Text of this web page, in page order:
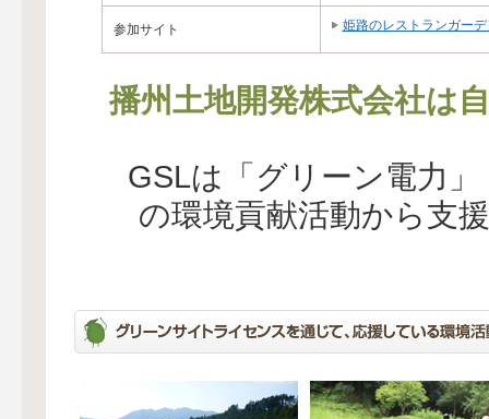
参加サイト 姫路のレストランガー
播州土地開発株式会社は
GSLは「グリーン電力
の環境貢献活動から支